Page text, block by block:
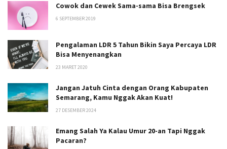
Cowok dan Cewek Sama-sama Bisa Brengsek
6 SEPTEMBER 2019
Pengalaman LDR 5 Tahun Bikin Saya Percaya LDR
Bisa Menyenangkan
23 MARET 2020
Jangan Jatuh Cinta dengan Orang Kabupaten
Semarang, Kamu Nggak Akan Kuat!
27 DESEMBER 2024
Emang Salah Ya Kalau Umur 20-an Tapi Nggak
Pacaran?